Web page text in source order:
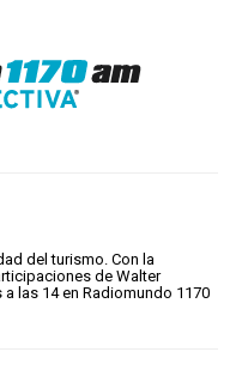
del turismo. Con la
de Walter
las 14 en Radiomundo 1170